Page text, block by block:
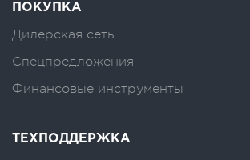
ПОКУПКА
Дилерская сеть
Спецпредложения
Финансовые инструменты
ТЕХПОДДЕРЖКА